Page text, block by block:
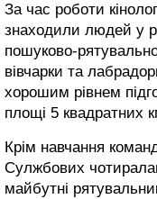
За час роботи
знаходили людей у
пошуково-
вівчарки та
хорошим рівнем
площі 5 квадратних
Крім навчання
Сулжбових
майбутні